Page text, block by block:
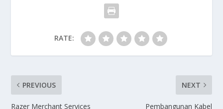
RATE:
PREVIOUS
Razer Merchant Services
NEXT
Pembangunan Kabel